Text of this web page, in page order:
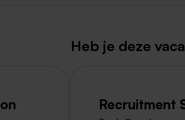
Heb je deze
Recruitment